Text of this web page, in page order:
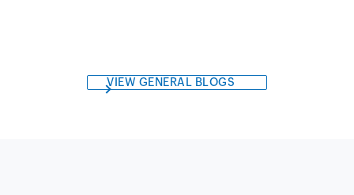
VIEW GENERAL BLOGS